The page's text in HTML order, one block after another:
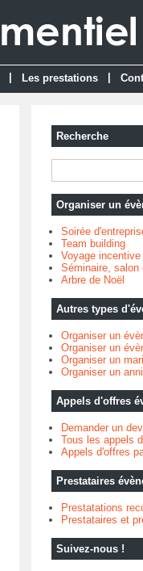
Les prestations
Recherche
Organiser un
Soirée
Team building
Voyage incentive
Séminaire, salon
Arbre de Noël
Autres types
Organiser un
Organiser un
Organiser un
Organiser un
Appels d'offres
Demander un
Tous les appels
Appels d'offres
Prestataires
Prestatations
Prestataires et
Suivez-nous !